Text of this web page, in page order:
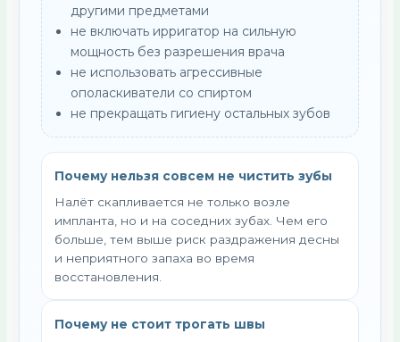
другими предметами
не включать ирригатор на сильную
мощность без разрешения врача
не использовать агрессивные
ополаскиватели со спиртом
не прекращать гигиену остальных зубов
Почему нельзя совсем не чистить зубы
Налёт скапливается не только возле
импланта, но и на соседних зубах. Чем его
больше, тем выше риск раздражения десны
и неприятного запаха во время
восстановления.
Почему не стоит трогать швы